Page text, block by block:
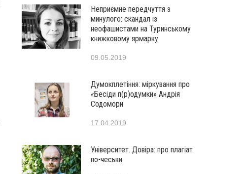
Неприємне передчуття з
минулого: скандал із
неофашистами на Туринському
книжковому ярмарку
09.05.2019
Думокплетіння: міркування про
«Бесіди п(р)одумки» Андрія
Содомори
17.04.2019
Університет. Довіра: про плагіат
по-чеськи